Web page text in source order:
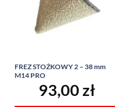
FREZ STOŻKOWY 2 – 38 mm
M14 PRO
93,00 zł